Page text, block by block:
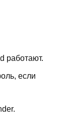
работают.
если